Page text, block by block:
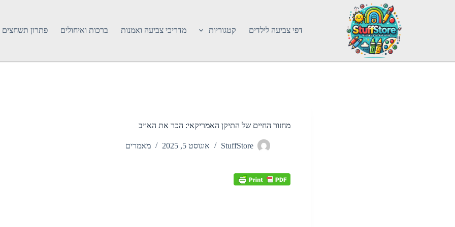
דפי צביעה לילדים קטגוריות מדריכי צביעה ואמנות ברכות ואיחולים פתרון תשחצים
מחזור החיים של התיקן האמריקאי: הכר את האויב
StuffStore אוגוסט 5, 2025 מאמרים